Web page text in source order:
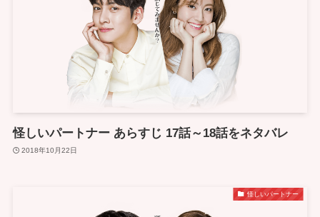
怪しいパートナー あらすじ 17話～18話をネタバレ
2018年10月22日
怪しいパートナー